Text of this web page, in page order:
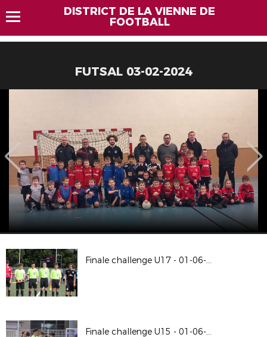
DISTRICT DE LA VIENNE DE
FOOTBALL
FUTSAL 03-02-2024
Finale challenge U17 - 01-06-2024 à Buxerolles
Finale challenge U15 - 01-06-2024 à Buxerolles